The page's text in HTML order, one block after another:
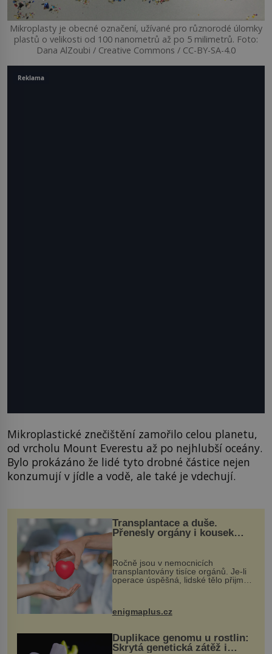
Mikroplasty je obecné označení, užívané pro různorodé úlomky
plastů o velikosti od 100 nanometrů až po 5 milimetrů. Foto:
Dana AlZoubi / Creative Commons / CC-BY-SA-4.0
Mikroplastické znečištění zamořilo celou planetu,
od vrcholu Mount Everestu až po nejhlubší oceány.
Bylo prokázáno že lidé tyto drobné částice nejen
konzumují v jídle a vodě, ale také je vdechují.
Transplantace a duše.
Přenesly orgány i kousek
Ročně jsou v nemocnicích
transplantovány tisíce orgánů. Je-li
operace úspěšná, lidské tělo přijme
enigmaplus.cz
Duplikace genomu u rostlin:
Skrytá genetická zátěž i
Reklama